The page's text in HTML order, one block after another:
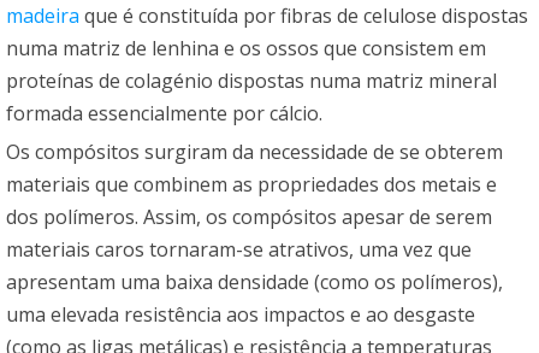
madeira que é constituída por fibras de celulose dispostas
numa matriz de lenhina e os ossos que consistem em
proteínas de colagénio dispostas numa matriz mineral
formada essencialmente por cálcio.
Os compósitos surgiram da necessidade de se obterem
materiais que combinem as propriedades dos metais e
dos polímeros. Assim, os compósitos apesar de serem
materiais caros tornaram-se atrativos, uma vez que
apresentam uma baixa densidade (como os polímeros),
uma elevada resistência aos impactos e ao desgaste
(como as ligas metálicas) e resistência a temperaturas